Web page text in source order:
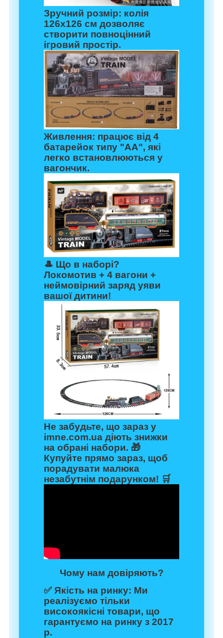
Зручний розмір: колія
126х126 см дозволяє
створити повноцінний
ігровий простір.
Живлення: працює від 4
батарейок типу "АА", які
легко встановлюються у
вагончик.
🎩 Що в наборі?
Локомотив + 4 вагони +
неймовірний заряд уяви
вашої дитини!
Не забудьте, що зараз у
imne.com.ua діють знижки
на обрані набори. 🎁
Купуйте прямо зараз, щоб
порадувати малюка
незабутнім подарунком! 🛒
Чому нам довіряють?
✅ Якість на ринку: Ми
реалізуємо тільки
високоякісні товари, що
гарантуємо на ринку з 2017
р.